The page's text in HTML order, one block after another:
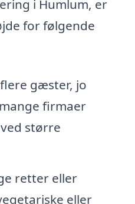
i Humlum, er
for følgende
flere gæster, jo
firmaer
større
retter eller
eller